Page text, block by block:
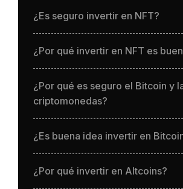
¿Es seguro invertir en NFT?
¿Por qué invertir en NFT es
¿Por qué es seguro el Bitcoin y
criptomonedas?
¿Es buena idea invertir en
¿Por qué invertir en Altcoins?